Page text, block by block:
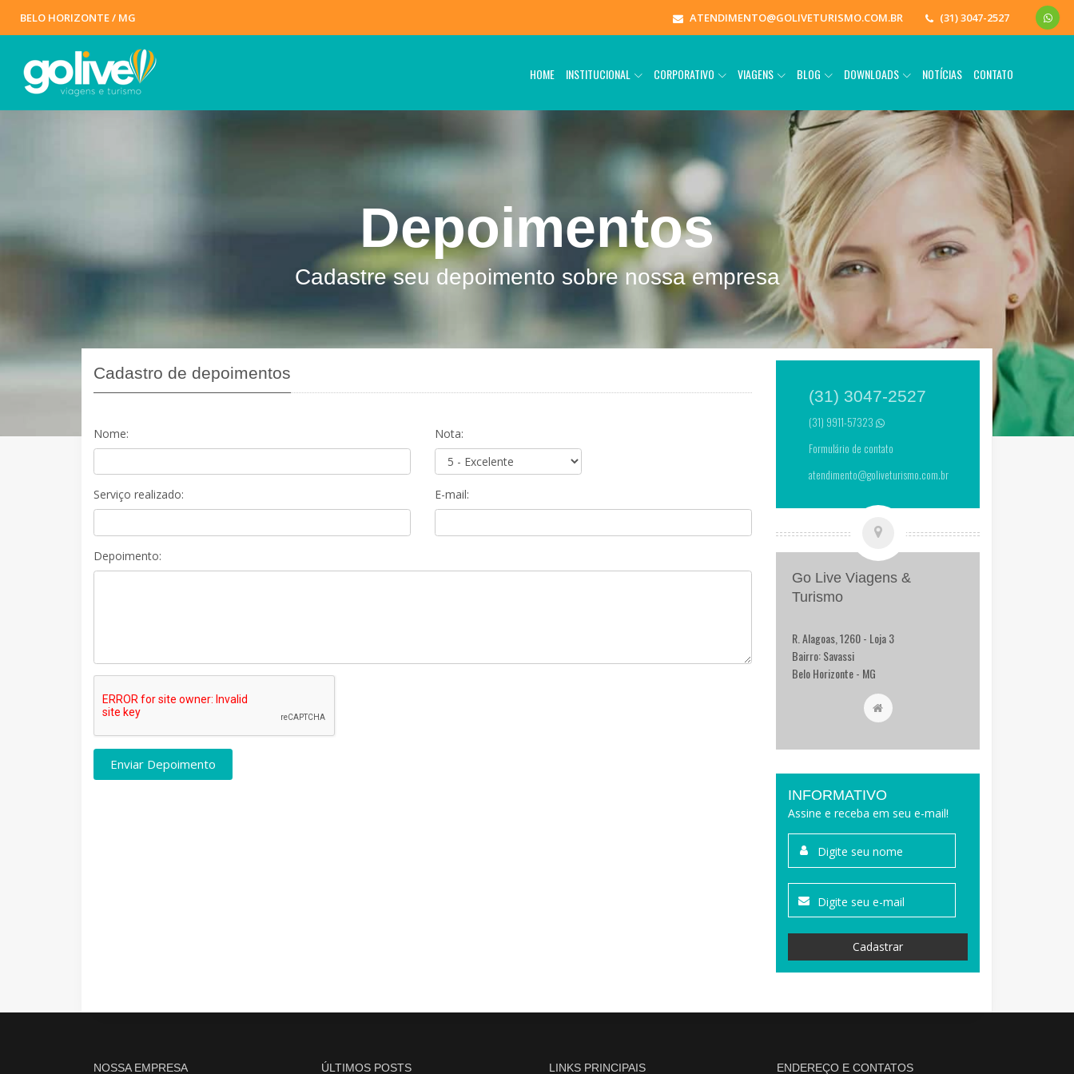
BELO HORIZONTE / MG ATENDIMENTO@GOLIVETURISMO.COM.BR (31) 3047-2527
HOME INSTITUCIONAL CORPORATIVO VIAGENS BLOG DOWNLOADS NOTÍCIAS CONTATO
Depoimentos
Cadastre seu depoimento sobre nossa empresa
Cadastro de depoimentos
Nome: Nota:
Serviço realizado: E-mail:
Depoimento:
Enviar Depoimento
(31) 3047-2527
(31) 9911-57323
Formulário de contato
atendimento@goliveturismo.com.br
Go Live Viagens &
Turismo
R. Alagoas, 1260 - Loja 3
Bairro: Savassi
Belo Horizonte - MG
INFORMATIVO
Assine e receba em seu e-mail!
Cadastrar
NOSSA EMPRESA ÚLTIMOS POSTS LINKS PRINCIPAIS ENDEREÇO E CONTATOS